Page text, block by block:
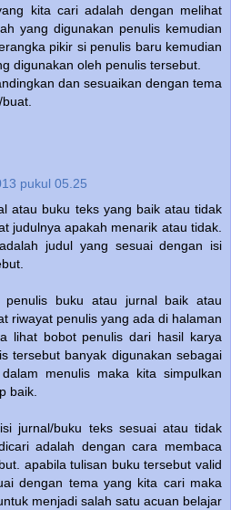
kita cari adalah dengan melihat
yang digunakan penulis kemudian
pikir si penulis baru kemudian
digunakan oleh penulis tersebut.
dan sesuaikan dengan tema
pukul 05.25
atau buku teks yang baik atau tidak
judulnya apakah menarik atau tidak.
judul yang sesuai dengan isi
penulis buku atau jurnal baik atau
riwayat penulis yang ada di halaman
lihat bobot penulis dari hasil karya
tersebut banyak digunakan sebagai
menulis maka kita simpulkan
baik.
jurnal/buku teks sesuai atau tidak
adalah dengan cara membaca
apabila tulisan buku tersebut valid
dengan tema yang kita cari maka
menjadi salah satu acuan belajar